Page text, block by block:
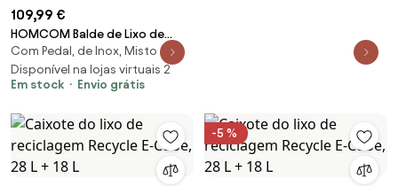
109,99 €
HOMCOM Balde de Lixo de
Cozinha com 2
Compartimentos 2x30L Pedal
Fechamento Suave e Cubo
Portugal
Com Pedal, de Inox, Misto
Disponível na lojas virtuais 2
Em stock
Envio grátis
-5 %